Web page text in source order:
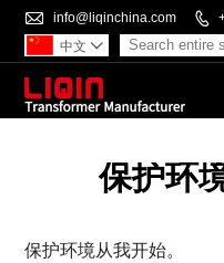
 info@liqinchina.com 
中文 
保护环
保护环境从我开始。